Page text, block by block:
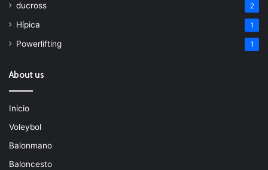
ducross 2
Hípica 1
Powerlifting 1
About us
Inicio
Voleybol
Balonmano
Baloncesto